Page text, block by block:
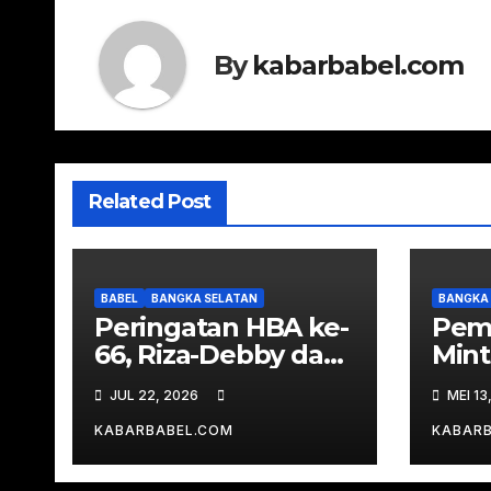
Bykabarbabel.com
Related Post
BABEL BANGKA SELATAN
Peringatan HBA ke-
66, Riza-Debby dan
Forkopimda Bawa
Tumpeng
Sambangi Kejari
JUL 22, 2026
KABARBABEL.COM
BANGKA
MEI